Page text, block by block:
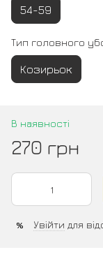
54-59
Тип головного
Козирьок
В наявності
270 грн
% Увійти для